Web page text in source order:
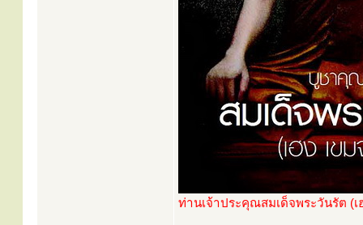
ท่านเจ้าประคุณสมเด็จพระวันรัต (เ